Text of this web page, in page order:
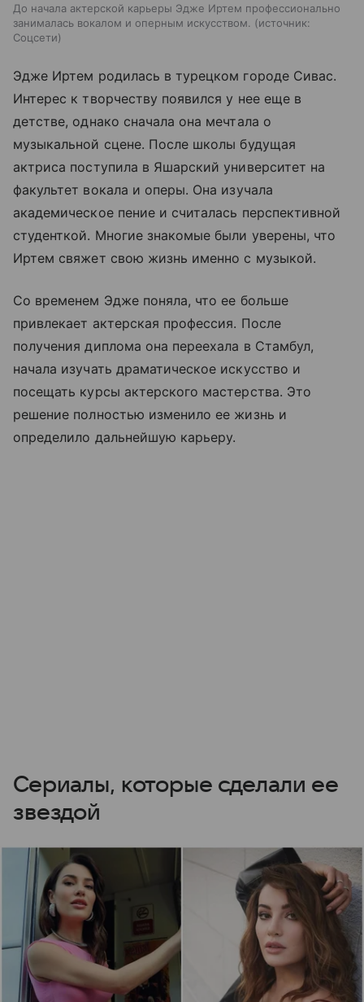
До начала актерской карьеры Эдже Иртем профессионально
занималась вокалом и оперным искусством.
источник:
Соцсети
Эдже Иртем родилась в турецком городе Сивас.
Интерес к творчеству появился у нее еще в
детстве, однако сначала она мечтала о
музыкальной сцене. После школы будущая
актриса поступила в Яшарский университет на
факультет вокала и оперы. Она изучала
академическое пение и считалась перспективной
студенткой. Многие знакомые были уверены, что
Иртем свяжет свою жизнь именно с музыкой.
Со временем Эдже поняла, что ее больше
привлекает актерская профессия. После
получения диплома она переехала в Стамбул,
начала изучать драматическое искусство и
посещать курсы актерского мастерства. Это
решение полностью изменило ее жизнь и
определило дальнейшую карьеру.
Сериалы, которые сделали ее
звездой